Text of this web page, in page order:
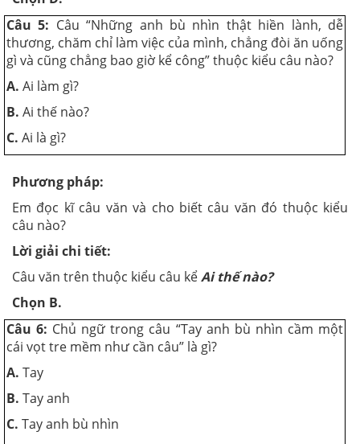
Câu 5: Câu “Những anh bù nhìn thật hiền lành, dễ
thương, chăm chỉ làm việc của mình, chẳng đòi ăn uống
gì và cũng chẳng bao giờ kể công” thuộc kiểu câu nào?
A. Ai làm gì?
B. Ai thế nào?
C. Ai là gì?
Phương pháp:
Em đọc kĩ câu văn và cho biết câu văn đó thuộc kiểu
câu nào?
Lời giải chi tiết:
Câu văn trên thuộc kiểu câu kểAi thế nào?
Chọn B.
Câu 6: Chủ ngữ trong câu “Tay anh bù nhìn cầm một
cái vọt tre mềm như cần câu” là gì?
A. Tay
B. Tay anh
C. Tay anh bù nhìn